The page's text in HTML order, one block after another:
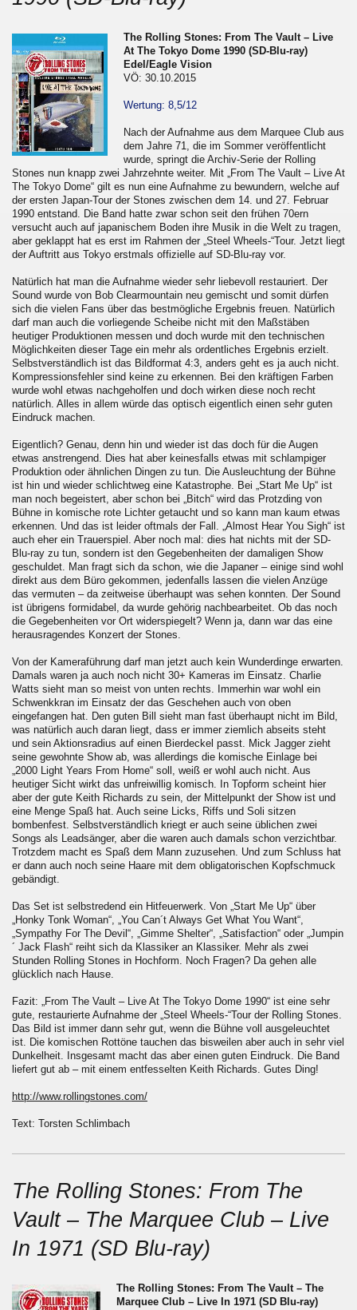
The Rolling Stones: From The Vault – Live
At The Tokyo Dome 1990 (SD-Blu-ray)
Edel/Eagle Vision
VÖ: 30.10.2015
Wertung: 8,5/12
Nach der Aufnahme aus dem Marquee Club aus
dem Jahre 71, die im Sommer veröffentlicht
wurde, springt die Archiv-Serie der Rolling
Stones nun knapp zwei Jahrzehnte weiter. Mit „From The Vault – Live At
The Tokyo Dome“ gilt es nun eine Aufnahme zu bewundern, welche auf
der ersten Japan-Tour der Stones zwischen dem 14. und 27. Februar
1990 entstand. Die Band hatte zwar schon seit den frühen 70ern
versucht auch auf japanischem Boden ihre Musik in die Welt zu tragen,
aber geklappt hat es erst im Rahmen der „Steel Wheels-“Tour. Jetzt liegt
der Auftritt aus Tokyo erstmals offizielle auf SD-Blu-ray vor.
Natürlich hat man die Aufnahme wieder sehr liebevoll restauriert. Der
Sound wurde von Bob Clearmountain neu gemischt und somit dürfen
sich die vielen Fans über das bestmögliche Ergebnis freuen. Natürlich
darf man auch die vorliegende Scheibe nicht mit den Maßstäben
heutiger Produktionen messen und doch wurde mit den technischen
Möglichkeiten dieser Tage ein mehr als ordentliches Ergebnis erzielt.
Selbstverständlich ist das Bildformat 4:3, anders geht es ja auch nicht.
Kompressionsfehler sind keine zu erkennen. Bei den kräftigen Farben
wurde wohl etwas nachgeholfen und doch wirken diese noch recht
natürlich. Alles in allem würde das optisch eigentlich einen sehr guten
Eindruck machen.
Eigentlich? Genau, denn hin und wieder ist das doch für die Augen
etwas anstrengend. Dies hat aber keinesfalls etwas mit schlampiger
Produktion oder ähnlichen Dingen zu tun. Die Ausleuchtung der Bühne
ist hin und wieder schlichtweg eine Katastrophe. Bei „Start Me Up“ ist
man noch begeistert, aber schon bei „Bitch“ wird das Protzding von
Bühne in komische rote Lichter getaucht und so kann man kaum etwas
erkennen. Und das ist leider oftmals der Fall. „Almost Hear You Sigh“ ist
auch eher ein Trauerspiel. Aber noch mal: dies hat nichts mit der SD-
Blu-ray zu tun, sondern ist den Gegebenheiten der damaligen Show
geschuldet. Man fragt sich da schon, wie die Japaner – einige sind wohl
direkt aus dem Büro gekommen, jedenfalls lassen die vielen Anzüge
das vermuten – da zeitweise überhaupt was sehen konnten. Der Sound
ist übrigens formidabel, da wurde gehörig nachbearbeitet. Ob das noch
die Gegebenheiten vor Ort widerspiegelt? Wenn ja, dann war das eine
herausragendes Konzert der Stones.
Von der Kameraführung darf man jetzt auch kein Wunderdinge erwarten.
Damals waren ja auch noch nicht 30+ Kameras im Einsatz. Charlie
Watts sieht man so meist von unten rechts. Immerhin war wohl ein
Schwenkkran im Einsatz der das Geschehen auch von oben
eingefangen hat. Den guten Bill sieht man fast überhaupt nicht im Bild,
was natürlich auch daran liegt, dass er immer ziemlich abseits steht
und sein Aktionsradius auf einen Bierdeckel passt. Mick Jagger zieht
seine gewohnte Show ab, was allerdings die komische Einlage bei
„2000 Light Years From Home“ soll, weiß er wohl auch nicht. Aus
heutiger Sicht wirkt das unfreiwillig komisch. In Topform scheint hier
aber der gute Keith Richards zu sein, der Mittelpunkt der Show ist und
eine Menge Spaß hat. Auch seine Licks, Riffs und Soli sitzen
bombenfest. Selbstverständlich kriegt er auch seine üblichen zwei
Songs als Leadsänger, aber die waren auch damals schon verzichtbar.
Trotzdem macht es Spaß dem Mann zuzusehen. Und zum Schluss hat
er dann auch noch seine Haare mit dem obligatorischen Kopfschmuck
gebändigt.
Das Set ist selbstredend ein Hitfeuerwerk. Von „Start Me Up“ über
„Honky Tonk Woman“, „You Can´t Always Get What You Want“,
„Sympathy For The Devil“, „Gimme Shelter“, „Satisfaction“ oder „Jumpin
´ Jack Flash“ reiht sich da Klassiker an Klassiker. Mehr als zwei
Stunden Rolling Stones in Hochform. Noch Fragen? Da gehen alle
glücklich nach Hause.
Fazit: „From The Vault – Live At The Tokyo Dome 1990“ ist eine sehr
gute, restaurierte Aufnahme der „Steel Wheels-“Tour der Rolling Stones.
Das Bild ist immer dann sehr gut, wenn die Bühne voll ausgeleuchtet
ist. Die komischen Rottöne tauchen das bisweilen aber auch in sehr viel
Dunkelheit. Insgesamt macht das aber einen guten Eindruck. Die Band
liefert gut ab – mit einem entfesselten Keith Richards. Gutes Ding!
http://www.rollingstones.com/
Text: Torsten Schlimbach
The Rolling Stones: From The
Vault – The Marquee Club – Live
In 1971 (SD Blu-ray)
The Rolling Stones: From The Vault – The
Marquee Club – Live In 1971 (SD Blu-ray)